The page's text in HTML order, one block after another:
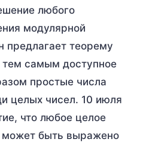
любого
модулярной
предлагает теорему
тем самым доступное
простые числа
целых чисел. 10 июля
что любое целое
может быть выражено